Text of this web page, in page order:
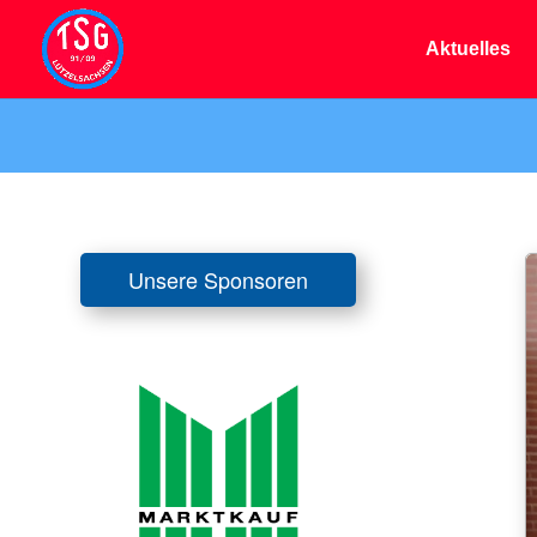
Aktuelles
Unsere Sponsoren